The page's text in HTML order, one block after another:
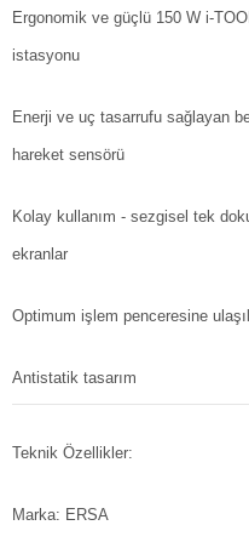
Ergonomik ve güçlü 150 W i-
istasyonu
Enerji ve uç tasarrufu sağlayan
hareket sensörü
Kolay kullanım - sezgisel tek
ekranlar
Optimum işlem penceresine
Antistatik tasarım
Teknik Özellikler:
Marka: ERSA